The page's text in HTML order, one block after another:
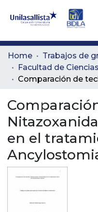
Communities
& Collections
All of DSpace
Statistics
Home
Trabajos de
en el